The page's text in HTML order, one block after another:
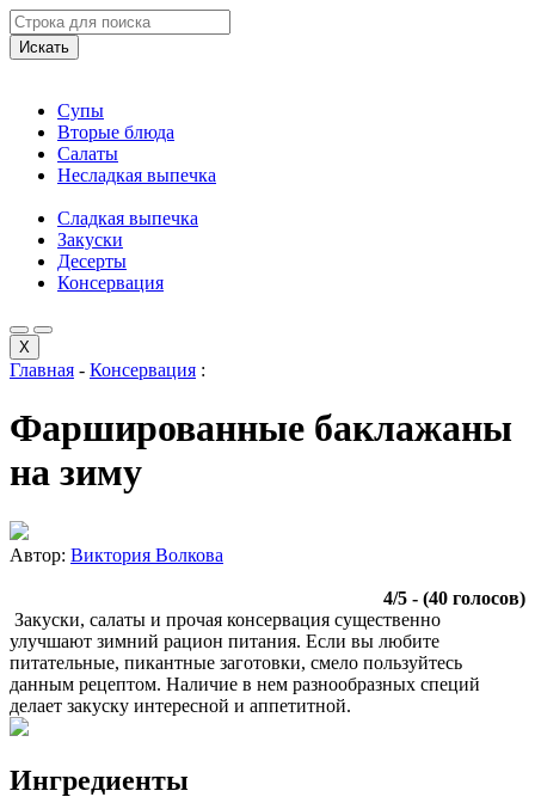
Искать
Супы
Вторые блюда
Салаты
Несладкая выпечка
Сладкая выпечка
Закуски
Десерты
Консервация
X
Главная - Консервация :
Фаршированные баклажаны
на зиму
Автор: Виктория Волкова
4/5 - (40 голосов)
Закуски, салаты и прочая консервация существенно
улучшают зимний рацион питания. Если вы любите
питательные, пикантные заготовки, смело пользуйтесь
данным рецептом. Наличие в нем разнообразных специй
делает закуску интересной и аппетитной.
Ингредиенты